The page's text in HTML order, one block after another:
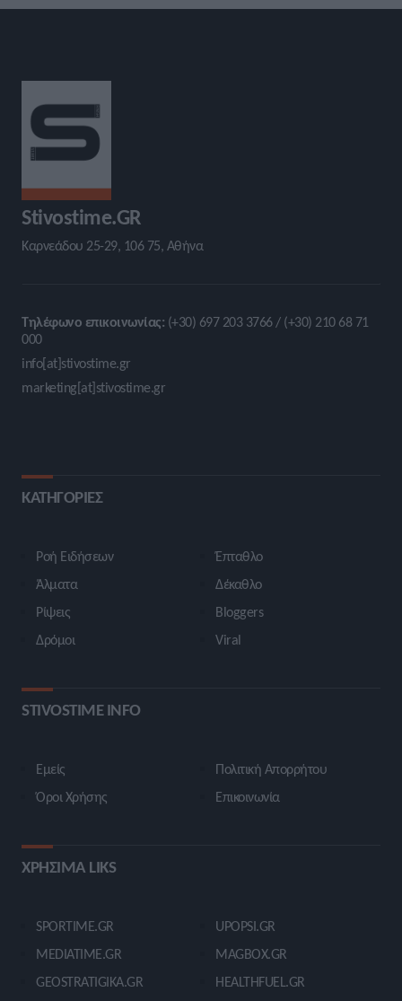
Stivostime.GR
Καρνεάδου 25-29, 106 75, Αθήνα
Τηλέφωνο επικοινωνίας: (+30) 697 203 3766 / (+30) 210 68 71
000
info[at]stivostime.gr
marketing[at]stivostime.gr
ΚΑΤΗΓΟΡΙΕΣ
Ροή Ειδήσεων
Άλματα
Ρίψεις
Δρόμοι
Έπταθλο
Δέκαθλο
Bloggers
Viral
STIVOSTIME INFO
Εμείς
Όροι Χρήσης
Πολιτική Απορρήτου
Επικοινωνία
ΧΡΗΣΙΜΑ LIKS
SPORTIME.GR
MEDIATIME.GR
GEOSTRATIGIKA.GR
UPOPSI.GR
MAGBOX.GR
HEALTHFUEL.GR